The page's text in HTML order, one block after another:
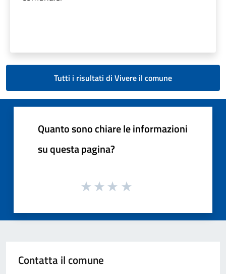
Tutti i risultati di Vivere il comune
Quanto sono chiare le informazioni
su questa pagina?
Contatta il comune